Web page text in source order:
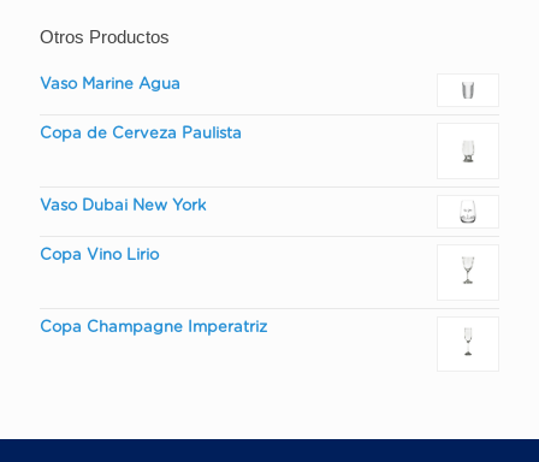
Otros Productos
Vaso Marine Agua
Copa de Cerveza Paulista
Vaso Dubai New York
Copa Vino Lirio
Copa Champagne Imperatriz